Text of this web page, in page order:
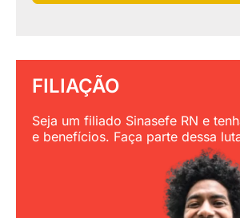
FILIAÇÃO
Seja um filiado Sinasefe RN e
e benefícios. Faça parte dessa